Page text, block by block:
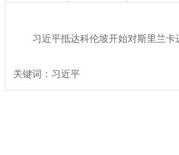
习近平抵达科伦坡开始对斯里兰卡
关键词：习近平